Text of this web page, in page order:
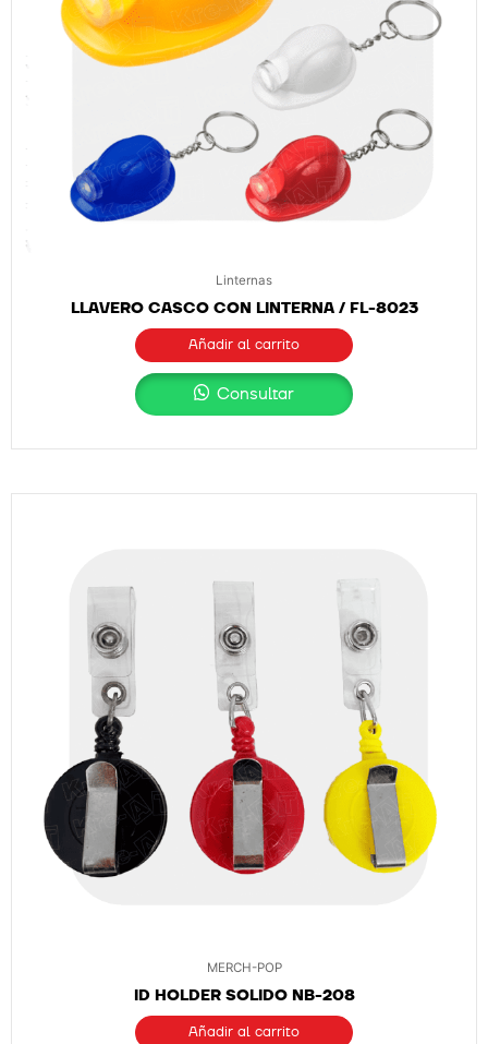
Linternas
LLAVERO CASCO CON LINTERNA / FL-8023
Añadir al carrito
Consultar
MERCH-POP
ID HOLDER SOLIDO NB-208
Añadir al carrito